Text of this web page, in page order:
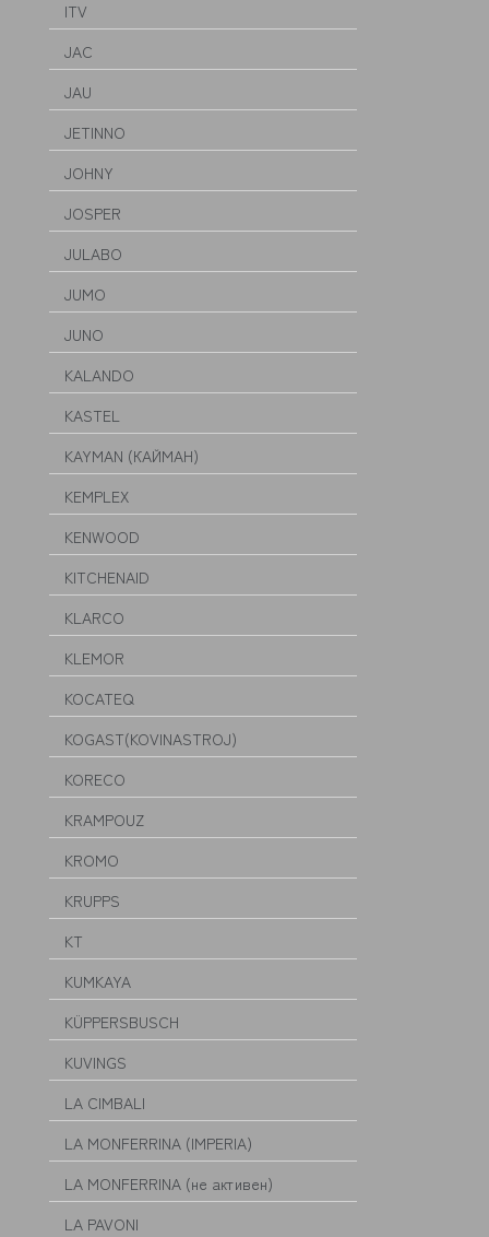
ITV
JAC
JAU
JETINNO
JOHNY
JOSPER
JULABO
JUMO
JUNO
KALANDO
KASTEL
KAYMAN (КАЙМАН)
KEMPLEX
KENWOOD
KITCHENAID
KLARCO
KLEMOR
KOCATEQ
KOGAST(KOVINASTROJ)
KORECO
KRAMPOUZ
KROMO
KRUPPS
KT
KUMKAYA
KÜPPERSBUSCH
KUVINGS
LA CIMBALI
LA MONFERRINA (IMPERIA)
LA MONFERRINA (не активен)
LA PAVONI